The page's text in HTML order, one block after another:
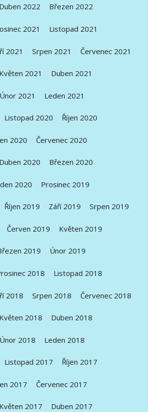
Duben 2022 Březen 2022
2021 Listopad 2021
2021 Srpen 2021 Červenec 2021
Květen 2021 Duben 2021
Únor 2021 Leden 2021
Listopad 2020 Říjen 2020
2020 Červenec 2020
Duben 2020 Březen 2020
2020 Prosinec 2019
Říjen 2019 Září 2019 Srpen 2019
Červen 2019 Květen 2019
2019 Únor 2019
2018 Listopad 2018
2018 Srpen 2018 Červenec 2018
Květen 2018 Duben 2018
Únor 2018 Leden 2018
Listopad 2017 Říjen 2017
2017 Červenec 2017
Květen 2017 Duben 2017